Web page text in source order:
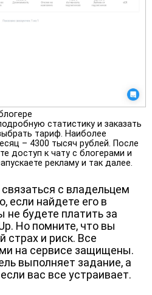
статистику и заказать
тариф. Наиболее
– 4300 тысяч рублей. После
доступ к чату с блогерами и
рекламу и так далее.
с владельцем
если найдете его в
не будете платить за
Но помните, что вы
страх и риск. Все
на сервисе защищены.
выполняет задание, а
вас все устраивает.